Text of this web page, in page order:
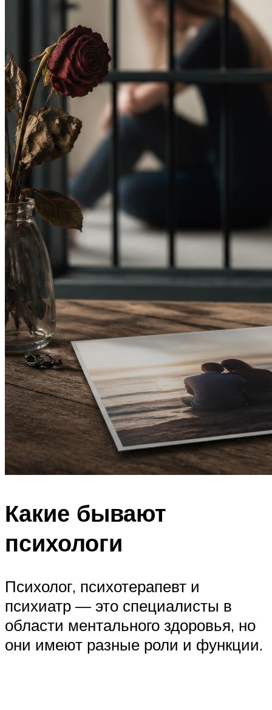
Какие бывают
психологи
Психолог, психотерапевт и
психиатр — это специалисты в
области ментального здоровья, но
они имеют разные роли и функции.